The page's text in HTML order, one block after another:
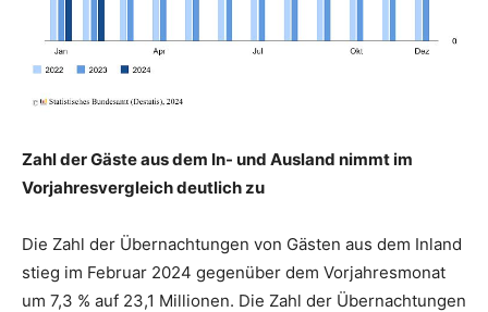
Zahl der Gäste aus dem In- und Ausland nimmt im
Vorjahresvergleich deutlich zu
Die Zahl der Übernachtungen von Gästen aus dem Inland
stieg im Februar 2024 gegenüber dem Vorjahresmonat
um 7,3 % auf 23,1 Millionen. Die Zahl der Übernachtungen